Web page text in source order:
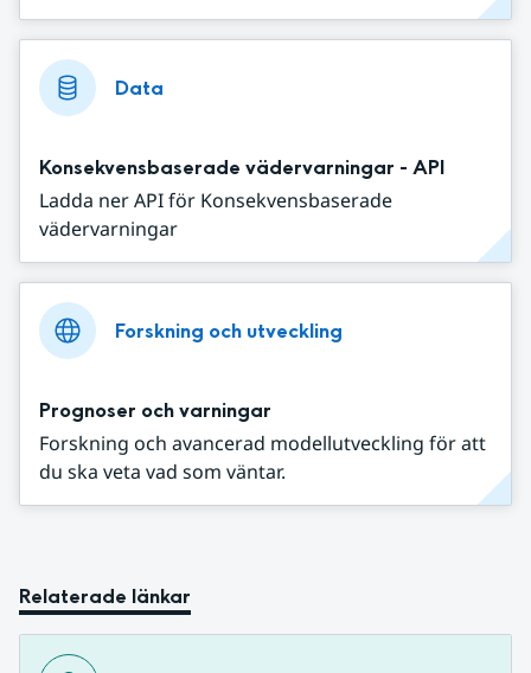
Data
Konsekvensbaserade vädervarningar - API
Ladda ner API för Konsekvensbaserade
vädervarningar
Forskning och utveckling
Prognoser och varningar
Forskning och avancerad modellutveckling för att
du ska veta vad som väntar.
Relaterade länkar